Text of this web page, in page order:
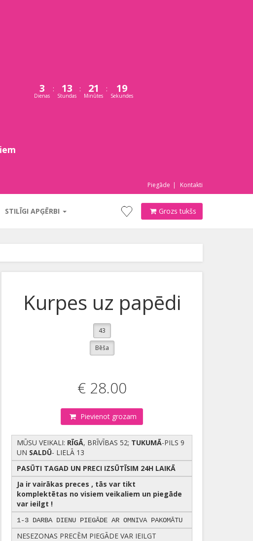
3
Dienas
: 13
Stundas
: 21
Minūtes
: 18
Sekundes
Piegāde Kontakti
STILĪGI APĢĒRBI Grozs tukšs
Kurpes uz papēdi
43
Bēša
€ 28.00
Pievienot grozam
MŪSU VEIKALI: RĪGĀ, BRĪVĪBAS 52; TUKUMĀ-PILS 9
UN SALDŪ- LIELĀ 13
PASŪTI TAGAD UN PRECI IZSŪTĪSIM 24H LAIKĀ
Ja ir vairākas preces , tās var tikt
komplektētas no visiem veikaliem un piegāde
var ieilgt !
1-3 DARBA DIENU PIEGĀDE AR OMNIVA PAKOMĀTU
NESEZONAS PRECĒM PIEGĀDE VAR IEILGT